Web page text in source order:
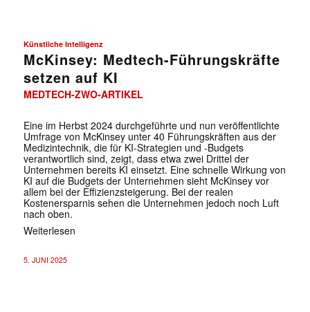
Künstliche Intelligenz
McKinsey: Medtech-Führungskräfte
setzen auf KI
MEDTECH-ZWO-ARTIKEL
Eine im Herbst 2024 durchgeführte und nun veröffentlichte
Umfrage von McKinsey unter 40 Führungskräften aus der
Medizintechnik, die für KI-Strategien und -Budgets
verantwortlich sind, zeigt, dass etwa zwei Drittel der
Unternehmen bereits KI einsetzt. Eine schnelle Wirkung von
KI auf die Budgets der Unternehmen sieht McKinsey vor
allem bei der Effizienzsteigerung. Bei der realen
Kostenersparnis sehen die Unternehmen jedoch noch Luft
nach oben.
Weiterlesen
5. JUNI 2025